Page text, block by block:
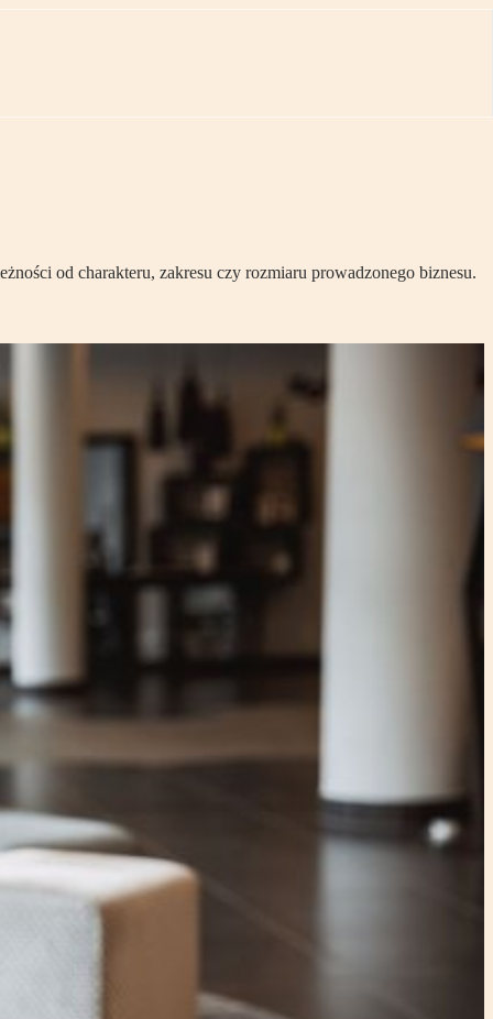
od charakteru, zakresu czy rozmiaru prowadzonego biznesu.